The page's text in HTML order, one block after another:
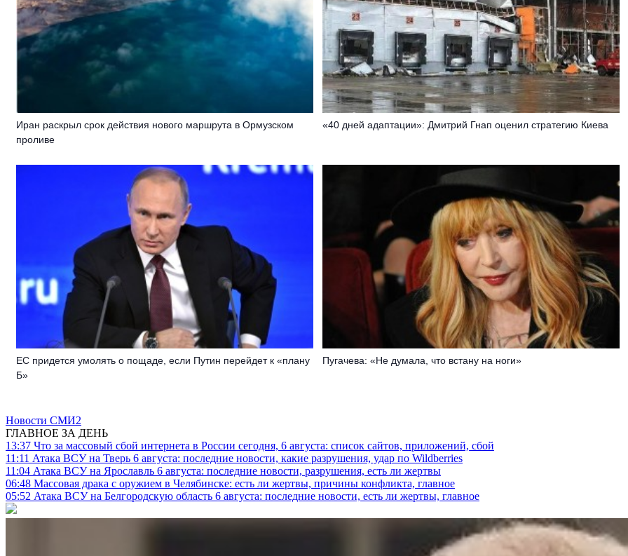
Иран раскрыл срок действия нового маршрута в Ормузском
проливе
«40 дней адаптации»: Дмитрий Гнап оценил стратегию Киева
EC придется умолять о пощаде, если Путин перейдет к «плану
Б»
Пугачева: «Не думала, что встану на ноги»
Новости СМИ2
ГЛАВНОЕ ЗА ДЕНЬ
13:37 Что за массовый сбой интернета в России сегодня, 6 августа: список сайтов, приложений, сбой
11:11 Атака ВСУ на Тверь 6 августа: последние новости, какие разрушения, удар по Wildberries
11:04 Атака ВСУ на Ярославль 6 августа: последние новости, разрушения, есть ли жертвы
06:48 Массовая драка с оружием в Челябинске: есть ли жертвы, причины конфликта, главное
05:52 Атака ВСУ на Белгородскую область 6 августа: последние новости, есть ли жертвы, главное